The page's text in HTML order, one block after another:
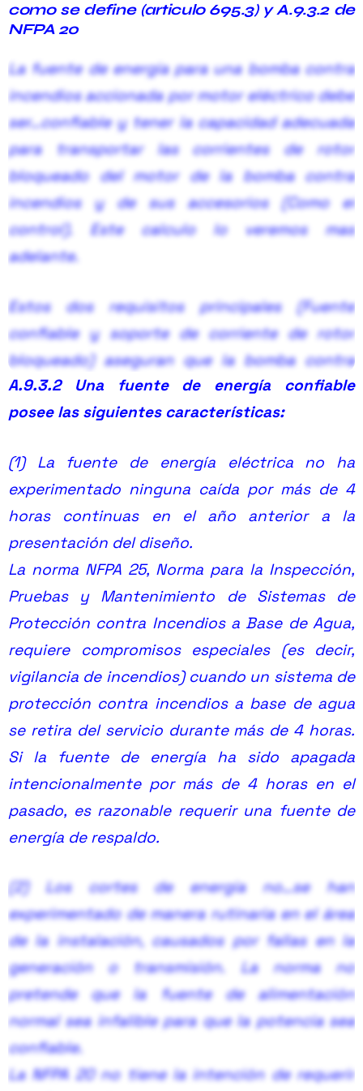
como se define(articulo 695.3) yA.9.3.2 de
NFPA 20
La fuente de energía para una bomba contra
incendios accionada por motor eléctrico debe
ser…confiable y tener la capacidad adecuada
para transportar las corrientes de rotor
bloqueado del motor de la bomba contra
incendios y de sus accesorios (Como el
control). Este calculo lo veremos mas
adelante.
Estos dos requisitos principales (Fuente
confiable y soporte de corriente de rotor
bloqueado) aseguran que la bomba contra
incendios funcione en caso de incendio sin
ser desconectada accidentalmente, que
fuego, la bomba se apague intencionalmente
o en el peor de los casos se destruya.
La determinación de si la empresa eléctrica
que suministra la potencia (Operador de las
redes eléctricas) es una fuente confiable de
energía es un problema de la AHJ (Authority
Having Jurisdiction, autoridad competente). El
siguiente extracto de A.9.3.2 en el Anexo A de
NFPA 20 detalla varias características claves
para definir una fuente de alimentación
confiable:
Ver planes →
A.9.3.2 Una fuente de energía confiable
posee las siguientes características:
(1) La fuente de energía eléctrica no ha
experimentado ninguna caída por más de 4
horas continuas en el año anterior a la
presentación del diseño.
La norma NFPA 25, Norma para la Inspección,
Pruebas y Mantenimiento de Sistemas de
Protección contra Incendios a Base de Agua,
requiere compromisos especiales (es decir,
vigilancia de incendios) cuando un sistema de
protección contra incendios a base de agua
se retira del servicio durante más de 4 horas.
Si la fuente de energía ha sido apagada
intencionalmente por más de 4 horas en el
pasado, es razonable requerir una fuente de
energía de respaldo.
(2) Los cortes de energía no…se han
experimentado de manera rutinaria en el área
de la instalación, causados por fallas en la
generación o transmisión. La norma no
pretende que la fuente de alimentación
normal sea infalible para que la potencia sea
confiable.
La NFPA 20 no tiene la intención de requerir